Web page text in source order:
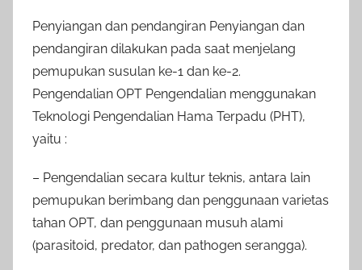
Penyiangan dan pendangiran Penyiangan dan
pendangiran dilakukan pada saat menjelang
pemupukan susulan ke-1 dan ke-2.
Pengendalian OPT Pengendalian menggunakan
Teknologi Pengendalian Hama Terpadu (PHT),
yaitu :
– Pengendalian secara kultur teknis, antara lain
pemupukan berimbang dan penggunaan varietas
tahan OPT, dan penggunaan musuh alami
(parasitoid, predator, dan pathogen serangga).